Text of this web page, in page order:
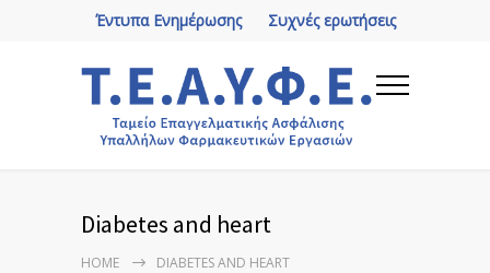
Συχνές ερωτήσεις
Έντυπα Ενημέρωσης
Diabetes and heart
HOME DIABETES AND HEART